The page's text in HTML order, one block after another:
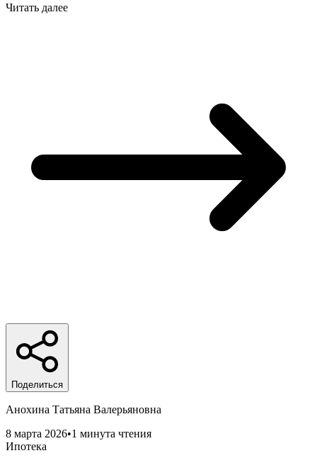
Читать далее
Поделиться
Анохина Татьяна Валерьяновна
8 марта 2026•1 минута чтения
Ипотека